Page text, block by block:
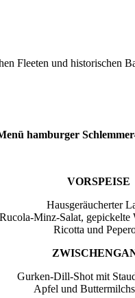
Fleeten und historischen
hamburger
VORSPEISE
Hausgeräucherter
Rucola-Minz-Salat, gepickelte
Ricotta und
Gurken-Dill-Shot mit
Apfel und